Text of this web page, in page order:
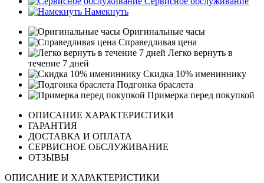
Намекнуть
Оригинальные часы
Справедливая цена
Легко вернуть в
течение 7 дней
Скидка 10% имениннику
Подгонка браслета
Примерка перед покупкой
ОПИСАНИЕ ХАРАКТЕРИСТИКИ
ГАРАНТИЯ
ДОСТАВКА И ОПЛАТА
СЕРВИСНОЕ ОБСЛУЖИВАНИЕ
ОТЗЫВЫ
ОПИСАНИЕ И ХАРАКТЕРИСТИКИ